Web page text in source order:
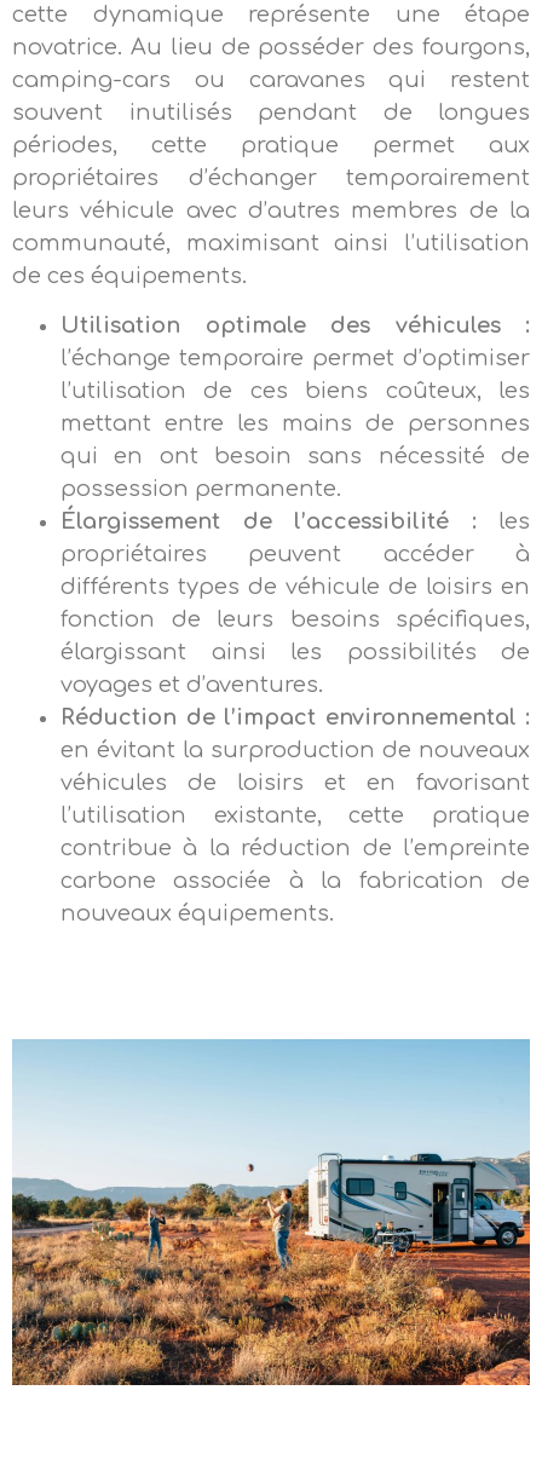
cette dynamique représente une étape
novatrice. Au lieu de posséder des fourgons,
camping-cars ou caravanes qui restent
souvent inutilisés pendant de longues
périodes, cette pratique permet aux
propriétaires d’échanger temporairement
leurs véhicule avec d’autres membres de la
communauté, maximisant ainsi l’utilisation
de ces équipements.
Utilisation optimale des véhicules :
l’échange temporaire permet d’optimiser
l’utilisation de ces biens coûteux, les
mettant entre les mains de personnes
qui en ont besoin sans nécessité de
possession permanente.
Élargissement de l’accessibilité : les
propriétaires peuvent accéder à
différents types de véhicule de loisirs en
fonction de leurs besoins spécifiques,
élargissant ainsi les possibilités de
voyages et d’aventures.
Réduction de l’impact environnemental :
en évitant la surproduction de nouveaux
véhicules de loisirs et en favorisant
l’utilisation existante, cette pratique
contribue à la réduction de l’empreinte
carbone associée à la fabrication de
nouveaux équipements.